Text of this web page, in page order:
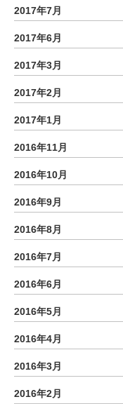
2017年7月
2017年6月
2017年3月
2017年2月
2017年1月
2016年11月
2016年10月
2016年9月
2016年8月
2016年7月
2016年6月
2016年5月
2016年4月
2016年3月
2016年2月